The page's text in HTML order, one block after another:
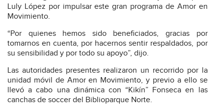
Luly López por impulsar este gran programa de Amor en
Movimiento.
“Por quienes hemos sido beneficiados, gracias por
tomarnos en cuenta, por hacernos sentir respaldados, por
su sensibilidad y por todo su apoyo”, dijo.
Las autoridades presentes realizaron un recorrido por la
unidad móvil de Amor en Movimiento, y previo a ello se
llevó a cabo una dinámica con “Kikín” Fonseca en las
canchas de soccer del Biblioparque Norte.